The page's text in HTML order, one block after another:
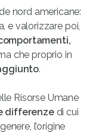
nord americane:
e valorizzare poi,
che proprio in
.
Risorse Umane
differenzedi cui
l’origine